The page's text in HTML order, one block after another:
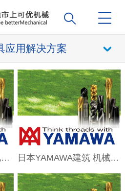
应用解决方案
日本YAMAWA船舶发电丝攻解决方案 日本YAMAWA建筑 机械丝攻解决方案